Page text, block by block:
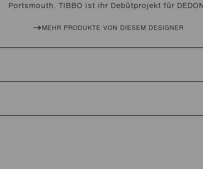
Portsmouth. TIBBO ist ihr Debütprojekt für
MEHR PRODUKTE VON DIESEM DESIGNER